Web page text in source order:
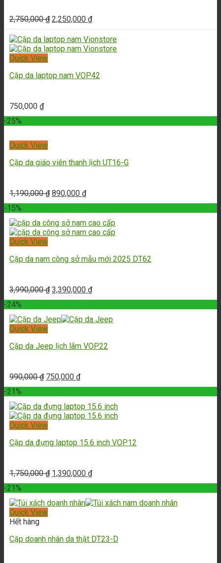
2,750,000₫ 2,250,000 ₫
Quick View
Cặp da laptop nam VOP42
750,000 ₫
-25%
Quick View
Cặp da giáo viên thanh lịch UT16-G
1,190,000₫ 890,000 ₫
-15%
Quick View
Cặp da nam công sở mẫu mới 2025 DT62
3,990,000₫ 3,390,000 ₫
-24%
Quick View
Cặp da Jeep lịch lãm VOP22
990,000₫ 750,000 ₫
-21%
Quick View
Cặp da đựng laptop 15.6 inch VOP12
1,750,000₫ 1,390,000 ₫
-21%
Quick View
Hết hàng
Cặp doanh nhân da thật DT23-D